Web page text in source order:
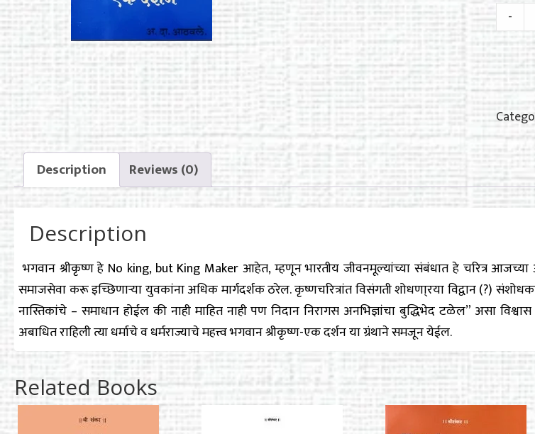
भगवान
श्रीकृष्ण-
एक
दर्शन
-
Description Reviews (0)
Description
भगवान श्रीकृष्ण हे No king, but King Maker आहेत, म्हणून भारतीय जीवनमूल्यांच्या संबंधात हे चरित्र आजच्या
समाजसेवा करू इच्छिणाऱ्या युवकांना अधिक मार्गदर्शक ठरेल. कृष्णचरित्रांत विसंगती शोधणा्रया विद्वान (?)
नास्तिकांचे – समाधान होईल की नाही माहित नाही पण निदान निरागस अनभिज्ञांचा बुद्धिभेद टळेल” असा
अबाधित राहिली त्या धर्माचे व धर्मराज्याचे महत्त्व भगवान श्रीकृष्ण-एक दर्शन या ग्रंथाने समजून येईल.
Related Books